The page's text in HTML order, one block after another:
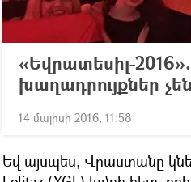
«Եվրատեսիլ-
խաղադրույքներ
14 մայիսի 2016, 11:58
Եվ այսպես, Վրաստանը